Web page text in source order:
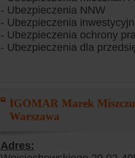
- Ubezpieczenia NNW
- Ubezpieczenia
- Ubezpieczenia ochrony
- Ubezpieczenia dla
IGOMAR Marek
Warszawa
Adres: